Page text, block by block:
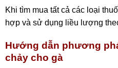
Khi tìm mua tất cả các loại
hợp và sử dụng liều lượng
Hướng dẫn phương
chảy cho gà